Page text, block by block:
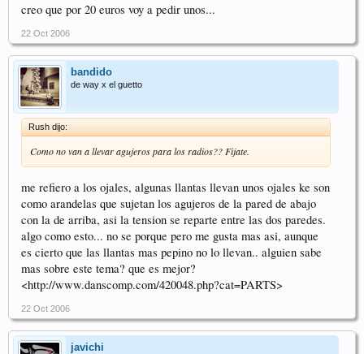
creo que por 20 euros voy a pedir unos...
22 Oct 2006
bandido
de way x el guetto
Rush dijo:
Como no van a llevar agujeros para los radios?? Fijate.
me refiero a los ojales, algunas llantas llevan unos ojales ke son
como arandelas que sujetan los agujeros de la pared de abajo
con la de arriba, asi la tension se reparte entre las dos paredes.
algo como esto... no se porque pero me gusta mas asi, aunque
es cierto que las llantas mas pepino no lo llevan.. alguien sabe
mas sobre este tema? que es mejor?
<http://www.danscomp.com/420048.php?cat=PARTS>
22 Oct 2006
javichi